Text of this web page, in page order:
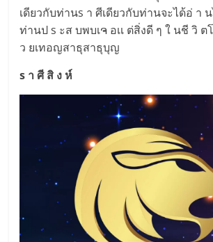
เดียวกับท่านs า ศีเดียวกับท่านจะได้อ่ า
ท่านป s ะส บพบเຈ อเเ ต่สิ่งดี ๆ ใ นชี วิ
ว ยเทอญสาธุสาธุบุญ
s า ศี สิ ง ห์